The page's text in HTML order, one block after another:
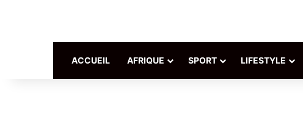
ACCUEIL AFRIQUE SPORT LIFESTYLE